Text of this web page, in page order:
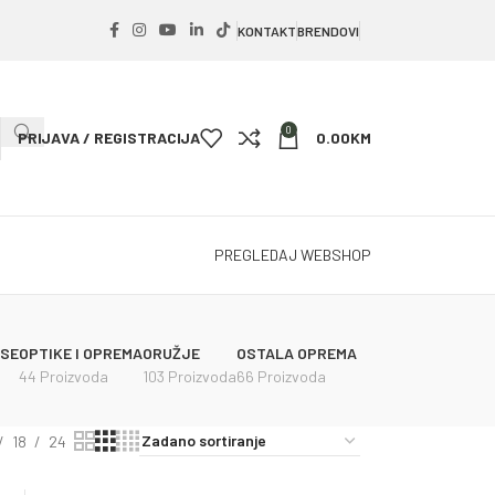
KONTAKTBRENDOVI
PRIJAVA / REGISTRACIJA 0 0.00KM
PREGLEDAJ WEBSHOP
OPTIKE I OPREMA
44 Proizvoda
ORUŽJE
103 Proizvoda
OSTALA OPREMA
66 Proizvoda
18 24